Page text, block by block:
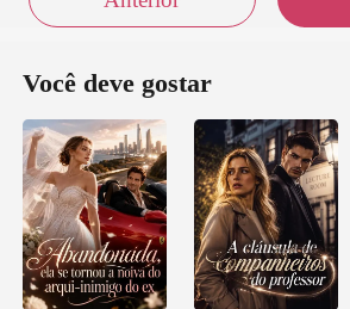
Você deve gostar